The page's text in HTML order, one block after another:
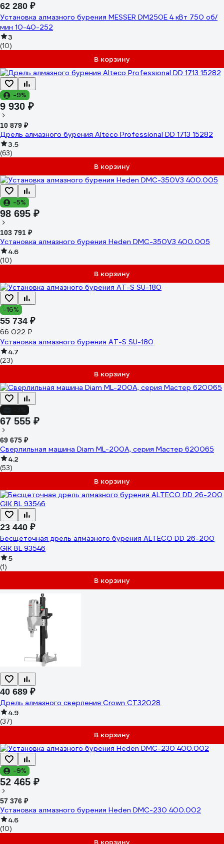
62 280 ₽
Установка алмазного бурения MESSER DM250E 4 кВт 750 об/
мин 10-40-252
3
(10)
В корзину
-9%
9 930 ₽
10 879 ₽
Дрель алмазного бурения Alteco Professional DD 1713 15282
3.5
(63)
В корзину
-5%
98 695 ₽
103 791 ₽
Установка алмазного бурения Heden DMC-350V3 400.005
4.6
(10)
В корзину
-16%
55 734 ₽
66 022 ₽
Установка алмазного бурения AT-S SU-180
4.7
(23)
В корзину
67 555 ₽
69 675 ₽
Сверлильная машина Diam ML-200А, серия Мастер 620065
4.2
(53)
В корзину
23 440 ₽
Бесщеточная дрель алмазного бурения ALTECO DD 26-200
GIK BL 93546
5
(1)
В корзину
40 689 ₽
Дрель алмазного сверления Crown CT32028
4.9
(37)
В корзину
-9%
52 465 ₽
57 376 ₽
Установка алмазного бурения Heden DMC-230 400.002
4.6
(10)
В корзину